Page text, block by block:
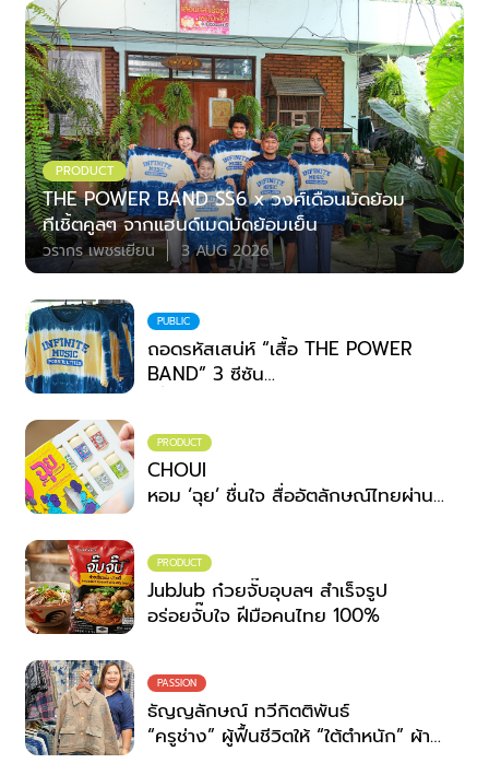
PRODUCT
THE POWER BAND SS6 x วงศ์เดือนมัดย้อม
ทีเชิ้ตคูลๆ จากแฮนด์เมดมัดย้อมเย็น
วรากร เพชรเยียน 3 AUG 2026
PUBLIC
ถอดรหัสเสน่ห์ “เสื้อ THE POWER
BAND” 3 ซีซัน
สวมพลังสร้างสรรค์ที่ไม่สิ้นสุด
PRODUCT
CHOUI
หอม ‘ฉุย’ ชื่นใจ สื่ออัตลักษณ์ไทยผ่าน
PRODUCT
JubJub ก๋วยจั๊บอุบลฯ สำเร็จรูป
อร่อยจั๊บใจ ฝีมือคนไทย 100%
PASSION
ธัญญลักษณ์ ทวีกิตติพันธ์
“ครูช่าง” ผู้ฟื้นชีวิตให้ “ใต้ตำหนัก” ผ้า